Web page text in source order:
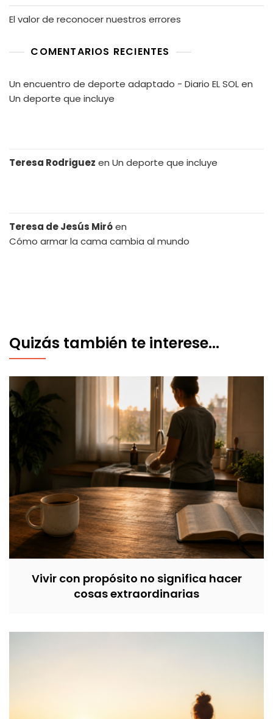
El valor de reconocer nuestros errores
COMENTARIOS RECIENTES
Un encuentro de deporte adaptado - Diario EL SOLen
Un deporte que incluye
Teresa Rodriguez en Un deporte que incluye
Teresa de Jesús Miróen
Cómo armar la cama cambia al mundo
Quizás también te interese...
Vivir con propósito no significa hacer
cosas extraordinarias